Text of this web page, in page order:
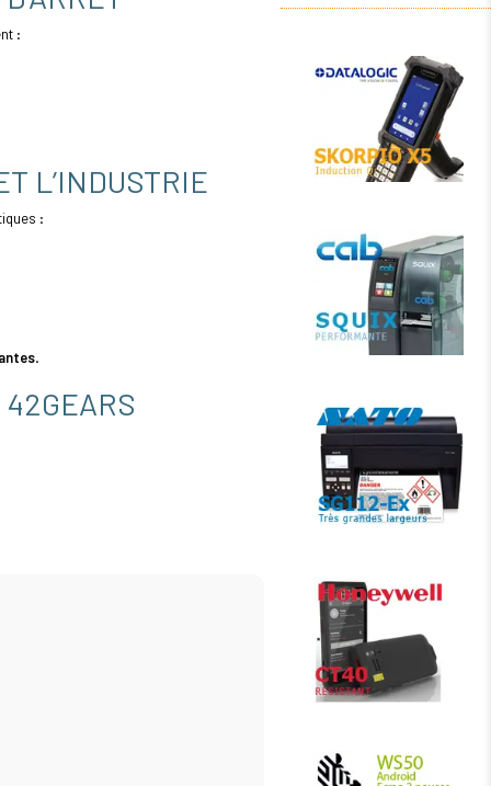
:
L’INDUSTRIE
:
.
fabrication, la
santé. Ces
imprimantes se
distinguent (...)